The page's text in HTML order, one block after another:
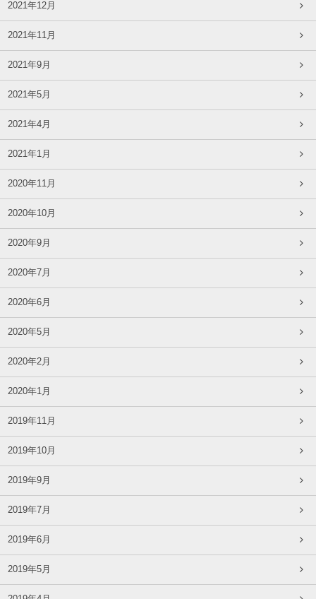
2021年12月
2021年11月
2021年9月
2021年5月
2021年4月
2021年1月
2020年11月
2020年10月
2020年9月
2020年7月
2020年6月
2020年5月
2020年2月
2020年1月
2019年11月
2019年10月
2019年9月
2019年7月
2019年6月
2019年5月